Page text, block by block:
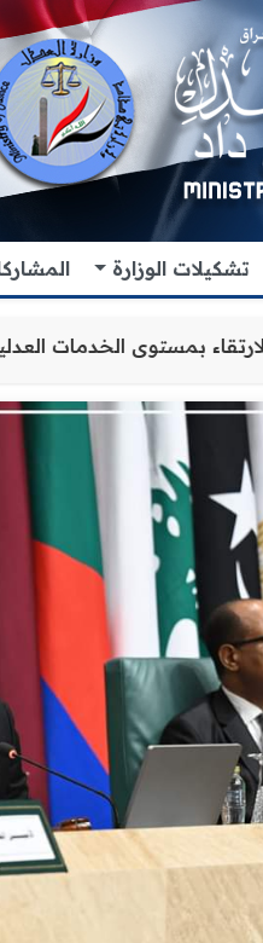
تشكيلات الوزارة
المشترك للارتقاء